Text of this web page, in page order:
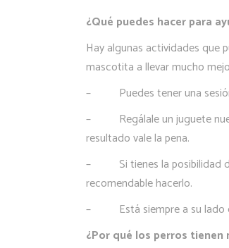
¿Qué puedes hacer para
Hay algunas actividades que
mascotita a llevar mucho
–
Puedes tener una
–
Regálale un juguete
resultado vale la pena.
–
Si tienes la posibilidad
recomendable hacerlo.
–
Está siempre a su
¿Por qué los perros